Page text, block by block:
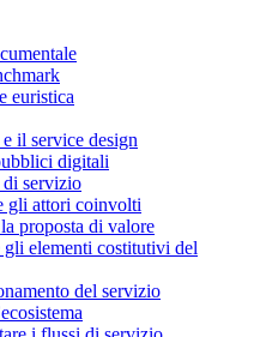
euristica
il service design
digitali
servizio
gli attori coinvolti
proposta di valore
gli elementi costitutivi del
del servizio